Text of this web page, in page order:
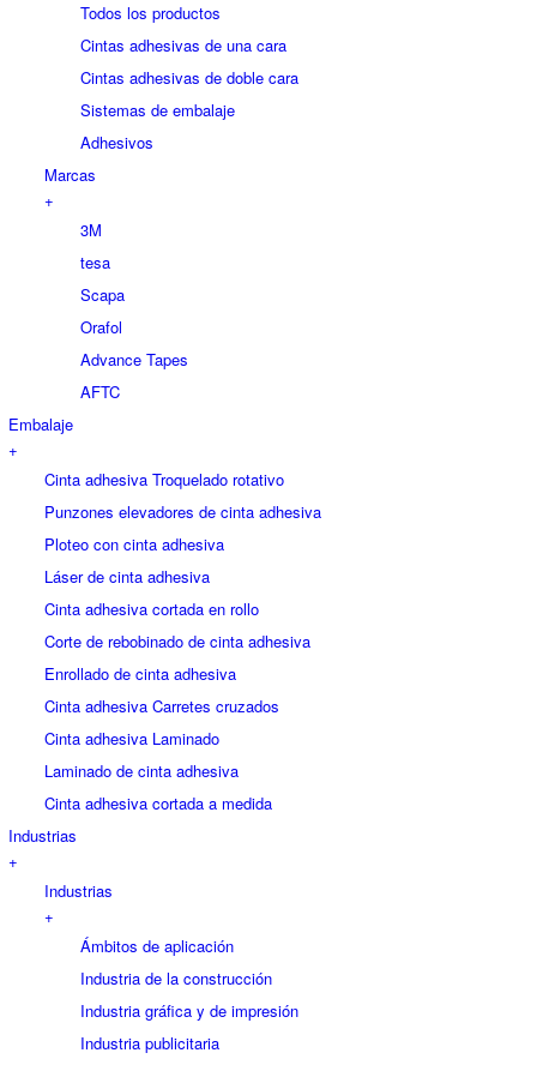
Todos los productos
Cintas adhesivas de una cara
Cintas adhesivas de doble cara
Sistemas de embalaje
Adhesivos
Marcas
+
3M
tesa
Scapa
Orafol
Advance Tapes
AFTC
Embalaje
+
Cinta adhesiva Troquelado rotativo
Punzones elevadores de cinta adhesiva
Ploteo con cinta adhesiva
Láser de cinta adhesiva
Cinta adhesiva cortada en rollo
Corte de rebobinado de cinta adhesiva
Enrollado de cinta adhesiva
Cinta adhesiva Carretes cruzados
Cinta adhesiva Laminado
Laminado de cinta adhesiva
Cinta adhesiva cortada a medida
Industrias
+
Industrias
+
Ámbitos de aplicación
Industria de la construcción
Industria gráfica y de impresión
Industria publicitaria